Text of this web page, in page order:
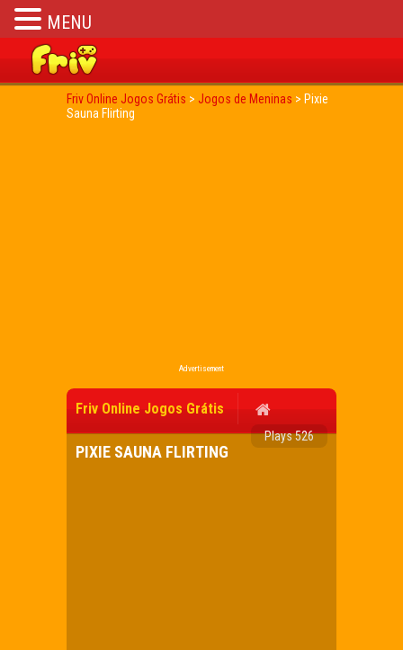
Friv Online Jogos Grátis > Jogos de Meninas > Pixie
Sauna Flirting
Advertisement
Friv Online Jogos Grátis
Plays 526
PIXIE SAUNA FLIRTING
MENU